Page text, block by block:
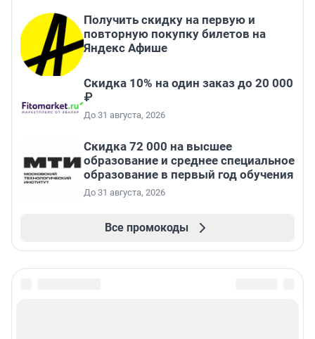
Получить скидку на первую и
повторную покупку билетов на
Яндекс Афише
Скидка 10% на один заказ до 20 000
₽
До 31 августа, 2026
Скидка 72 000 на высшее
образование и среднее специальное
образование в первый год обучения
До 31 августа, 2026
Все промокоды